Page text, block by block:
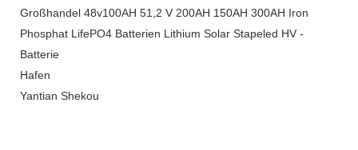
Großhandel 48v100AH ​​51,2 V 200AH 150AH 300AH Iron
Phosphat LifePO4 Batterien Lithium Solar Stapeled HV -
Batterie
Hafen
Yantian Shekou